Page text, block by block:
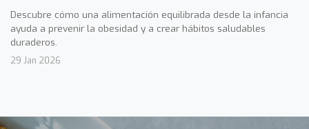
Descubre cómo una alimentación equilibrada desde la infancia
ayuda a prevenir la obesidad y a crear hábitos saludables
duraderos.
29 Jan 2026